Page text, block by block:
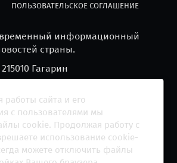
ПОЛЬЗОВАТЕЛЬСКОЕ СОГЛАШЕНИЕ
информационный
страны.
215010 Гагарин
«Square news» (18+)
сайта и его
с пользователями мы
cookie. Продолжая работу с
использование cookie-
можете отключить файлы